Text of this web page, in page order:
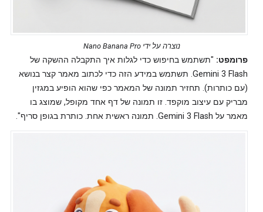
נוצרה על ידי Nano Banana Pro
פרומפט: "תשתמש בחיפוש כדי לגלות איך התקבלה ההשקה של
Gemini 3 Flash. תשתמש במידע הזה כדי לכתוב מאמר קצר בנושא
(עם כותרות). תחזיר תמונה של המאמר כפי שהוא הופיע במגזין
מבריק עם עיצוב מוקפד. זו תמונה של דף אחד מקופל, שמוצג בו
מאמר על Gemini 3 Flash. תמונה ראשית אחת. כותרת בגופן סריף".